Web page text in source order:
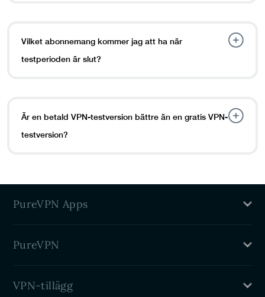
Vilket abonnemang kommer jag att ha när
testperioden är slut?
Är en betald VPN-testversion bättre än en gratis VPN-
testversion?
PureVPN Apps
Windows VPN
iPhone VPN
PureVPN
Fördelar
VPN-tillägg